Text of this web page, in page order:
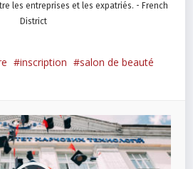
les entreprises et les expatriés. - French
District
inscription
salon de beauté